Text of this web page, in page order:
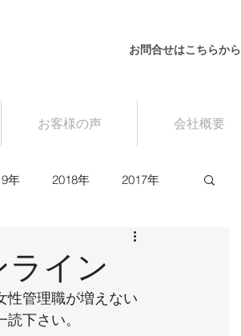
お問合せはこちらから
お客様の声 会社概要
年 2018年 2017年
ライン
性管理職が増えない
読下さい。